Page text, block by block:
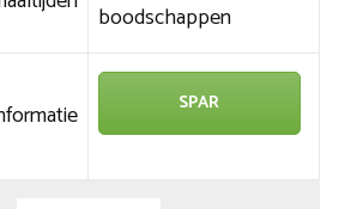
boodschappen
SPAR